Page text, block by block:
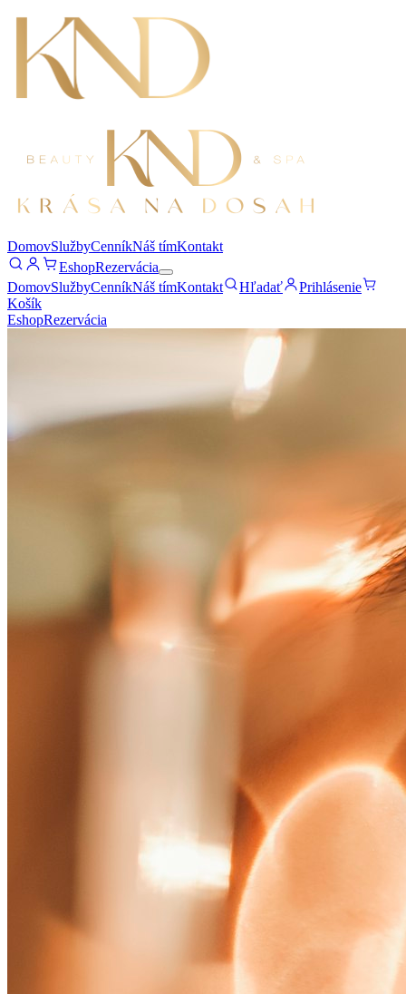
DomovSlužbyCenníkNáš tímKontakt
EshopRezervácia
DomovSlužbyCenníkNáš tímKontakt Hľadať
Prihlásenie
Košík
EshopRezervácia